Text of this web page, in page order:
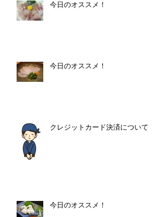
今日のオススメ！
今日のオススメ！
クレジットカード決済について
今日のオススメ！